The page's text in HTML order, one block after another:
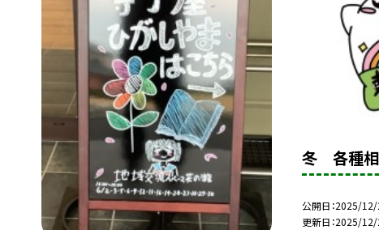
冬 各種
公開日 2025/12/
更新日 2025/12/